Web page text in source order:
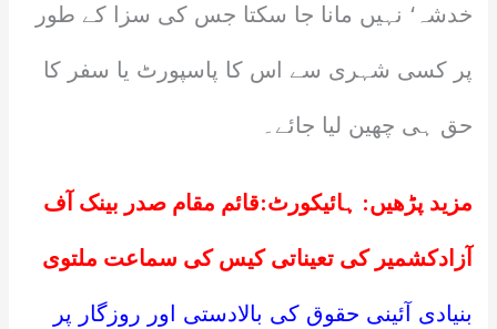
خدشہ‘ نہیں مانا جا سکتا جس کی سزا کے طور
پر کسی شہری سے اس کا پاسپورٹ یا سفر کا
حق ہی چھین لیا جائے۔
مزید پڑھیں: ہائیکورٹ:قائم مقام صدر بینک آف
آزادکشمیر کی تعیناتی کیس کی سماعت ملتوی
بنیادی آئینی حقوق کی بالادستی اور روزگار پر